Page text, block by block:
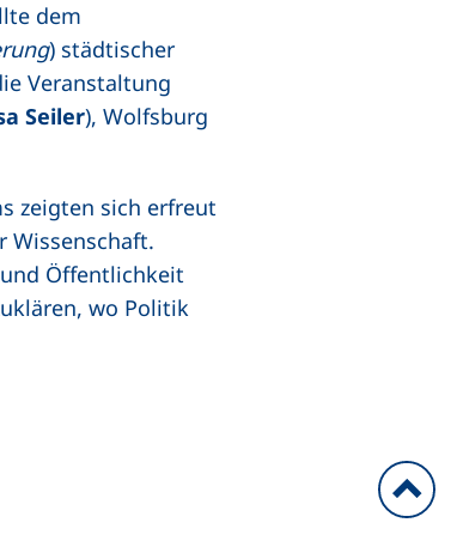
dem
) städtischer
Veranstaltung
Seiler(externer Link, öffnet neues Fenster)
), Wolfsburg
zeigten sich erfreut
Wissenschaft.
Öffentlichkeit
wo Politik